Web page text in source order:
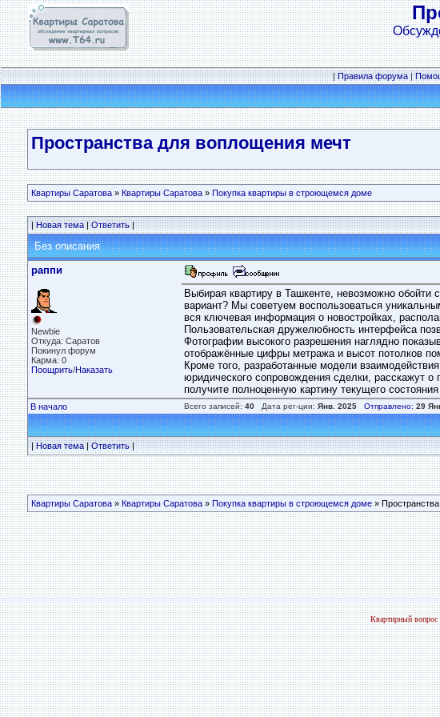
|Правила форума|
Пространства для воплощения мечт
Квартиры Саратова » Квартиры Саратова » Покупка квартиры в строющемся доме
|Новая тема|Ответить|
Без описания
раппи
Newbie
Откуда: Саратов
Покинул форум
Карма: 0
Поощрить/Наказать
Выбирая квартиру в Ташкенте, невозможно обойти
вариант? Мы советуем воспользоваться
вся ключевая информация о новостройках,
Пользовательская дружелюбность интерфейса
Фотографии высокого разрешения наглядно
отображённые цифры метража и высот потолков
Кроме того, разработанные модели
юридического сопровождения сделки, расскажут
получите полноценную картину текущего
В начало Всего записей: 40 Дата рег-ции: Янв. 2025 Отправлено: 29
|Новая тема|Ответить|
Квартиры Саратова » Квартиры Саратова » Покупка квартиры в строющемся доме »
Квартирный вопрос